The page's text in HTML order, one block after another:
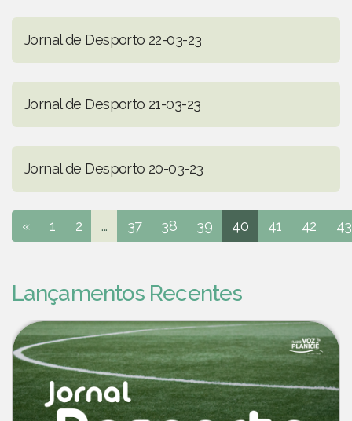
Jornal de Desporto 22-03-23
Jornal de Desporto 21-03-23
Jornal de Desporto 20-03-23
« 1 2 ... 37 38 39 40 41 42 43
Lançamentos Recentes